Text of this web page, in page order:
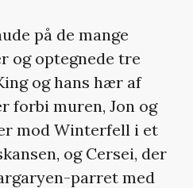
på de mange
og optegnede tre
og hans hær af
forbi muren, Jon og
mod Winterfell i et
og Cersei, der
parret med